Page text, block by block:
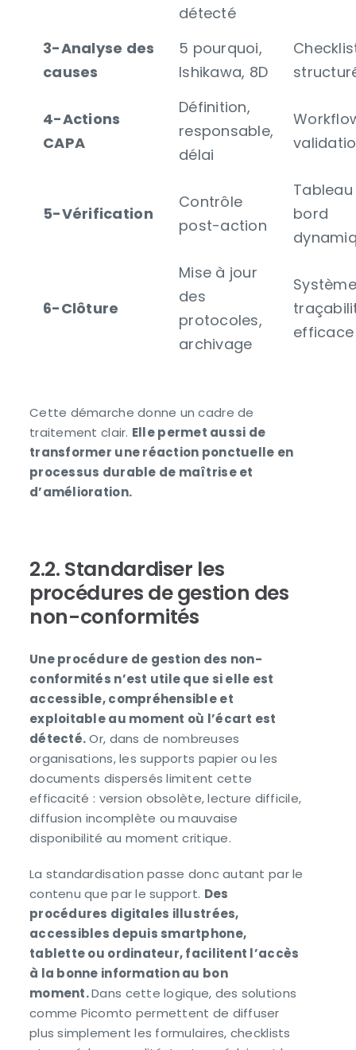
détecté
3-Analyse des
causes
5 pourquoi,
Ishikawa, 8D
4-Actions
CAPA
Définition,
responsable,
délai
5-Vérification
Contrôle
post-action
bord
6-Clôture
Mise à jour
des
protocoles,
archivage
efficace
Cette démarche donne un cadre de
traitement clair. Elle permet aussi de
transformer une réaction ponctuelle en
processus durable de maîtrise et
d’amélioration.
2.2. Standardiser les
procédures de gestion des
non-conformités
Une procédure de gestion des non-
conformités n’est utile que si elle est
accessible, compréhensible et
exploitable au moment où l’écart est
détecté.Or, dans de nombreuses
organisations, les supports papier ou les
documents dispersés limitent cette
efficacité : version obsolète, lecture difficile,
diffusion incomplète ou mauvaise
disponibilité au moment critique.
La standardisation passe donc autant par le
contenu que par le support. Des
procédures digitales illustrées,
accessibles depuis smartphone,
tablette ou ordinateur, facilitent l’accès
à la bonne information au bon
moment.Dans cette logique, des solutions
comme Picomto permettent de diffuser
plus simplement les formulaires, checklists